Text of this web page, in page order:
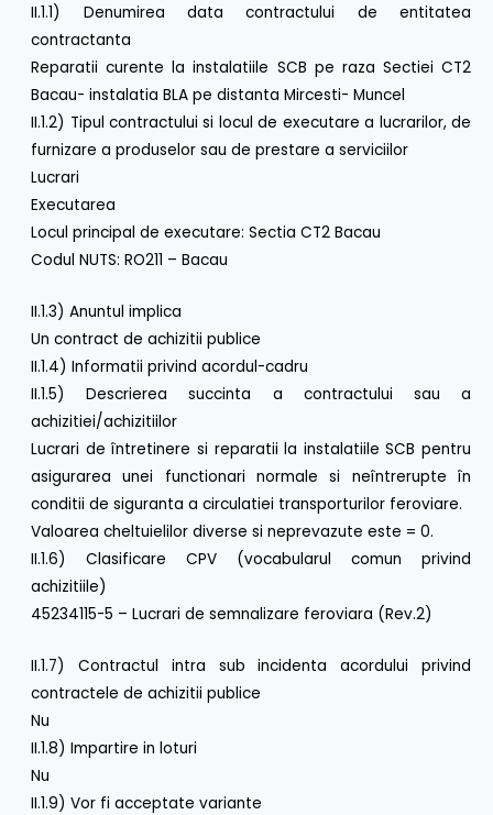
II.1.1) Denumirea data contractului de entitatea
contractanta
Reparatii curente la instalatiile SCB pe raza Sectiei CT2
Bacau- instalatia BLA pe distanta Mircesti- Muncel
II.1.2) Tipul contractului si locul de executare a lucrarilor, de
furnizare a produselor sau de prestare a serviciilor
Lucrari
Executarea
Locul principal de executare: Sectia CT2 Bacau
Codul NUTS: RO211 – Bacau
II.1.3) Anuntul implica
Un contract de achizitii publice
II.1.4) Informatii privind acordul-cadru
II.1.5) Descrierea succinta a contractului sau a
achizitiei/achizitiilor
Lucrari de întretinere si reparatii la instalatiile SCB pentru
asigurarea unei functionari normale si neîntrerupte în
conditii de siguranta a circulatiei transporturilor feroviare.
Valoarea cheltuielilor diverse si neprevazute este = 0.
II.1.6) Clasificare CPV (vocabularul comun privind
achizitiile)
45234115-5 – Lucrari de semnalizare feroviara (Rev.2)
II.1.7) Contractul intra sub incidenta acordului privind
contractele de achizitii publice
Nu
II.1.8) Impartire in loturi
Nu
II.1.9) Vor fi acceptate variante